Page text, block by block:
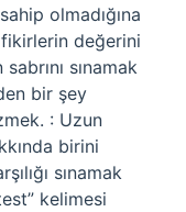
olmadığına
değerini
sınamak
bir şey
: Uzun
birini
sınamak
kelimesi